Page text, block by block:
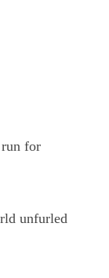
for
unfurled